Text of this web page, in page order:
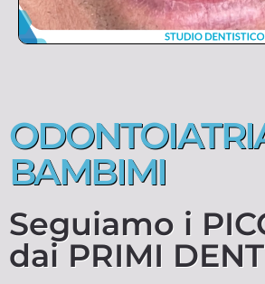
BAMBIMI
Seguiamo i
dai PRIMI